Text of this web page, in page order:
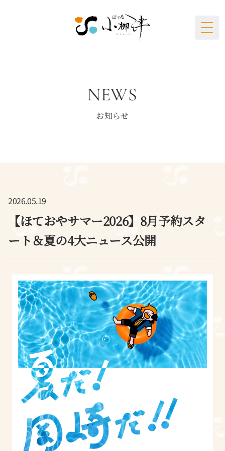
NEWS
お知らせ
2026.05.19
【ほておやサマー2026】8月予約スタ
ート＆夏の4大ニュース公開